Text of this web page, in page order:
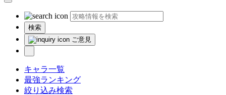
検索
ご意見
キャラ一覧
最強ランキング
絞り込み検索